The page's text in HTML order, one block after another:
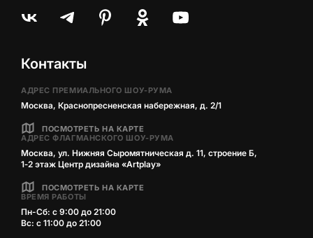
Контакты
АДРЕС ПРЕМИАЛЬНОГО ШОУ-РУМА
Москва, Краснопресненская набережная, д. 2/1
ПОСМОТРЕТЬ НА КАРТЕ
АДРЕС ФЛАГМАНСКОГО ШОУ-РУМА
Москва, ул. Нижняя Сыромятническая д. 11, строение Б,
1‑2 этаж Центр дизайна «Artplay»
ПОСМОТРЕТЬ НА КАРТЕ
ВРЕМЯ РАБОТЫ
Пн-Сб: с 9:00 до 21:00
Вс: с 11:00 до 21:00